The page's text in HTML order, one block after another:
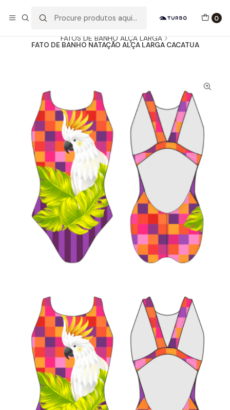
0
FATOS DE BANHO ALÇA LARGA
FATO DE BANHO NATAÇÃO ALÇA LARGA CACATUA